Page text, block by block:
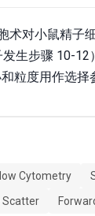
术对小鼠精子
生步骤 10-
粒度用作选择
Cytometry
Scatter